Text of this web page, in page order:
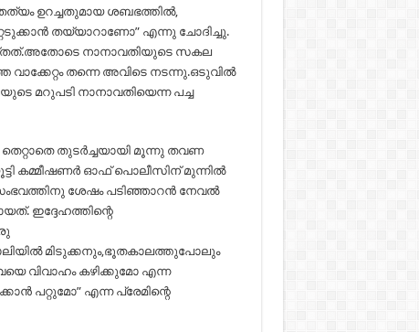
ഉറച്ചതുമായ ശബഭത്തില്‍,
തയ്യാറാണോ” എന്നു ചോദിച്ചു.
നാനാവതിയുടെ സകല
തന്നെ അവിടെ നടന്നു.ഒടുവില്‍
മറുപടി നാനാവതിയെന്ന പച്ച
തെറ്റാതെ തുടര്‍ച്ചയായി മൂന്നു തവണ
കമ്മീഷണര്‍ ഓഫ് പൊലീസിന് മുന്നില്‍
ശേഷം പടിഞ്ഞാറന്‍ നേവല്‍
ഇദ്ദേഹത്തിന്റെ
മിടുക്കനും,ഭൂതകാലത്തുപോലും
വിവാഹം കഴിക്കുമോ എന്ന
പറ്റുമോ” എന്ന പ്രേമിന്റെ